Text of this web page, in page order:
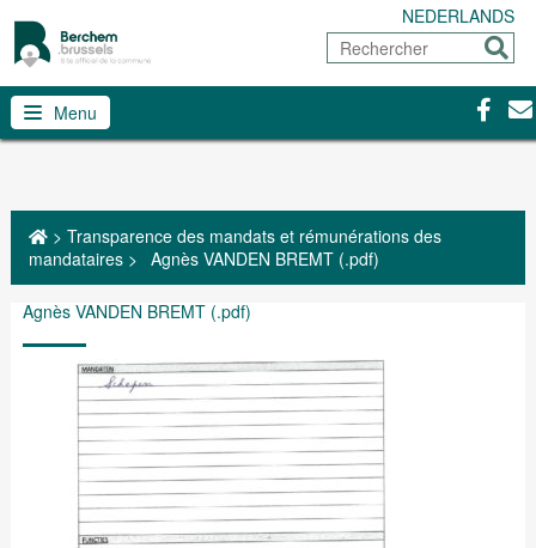
NEDERLANDS
Rechercher
Menu
> Transparence des mandats et rémunérations des
mandataires> Agnès VANDEN BREMT (.pdf)
Agnès VANDEN BREMT (.pdf)